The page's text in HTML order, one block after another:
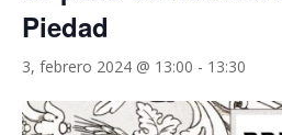
Piedad
3, febrero 2024 @ 13:00 - 13:30